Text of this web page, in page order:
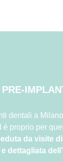
dentali a
è proprio per
da visite
dettagliata